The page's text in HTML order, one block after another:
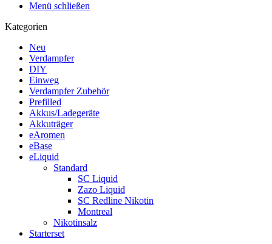
Menü schließen
Kategorien
Neu
Verdampfer
DIY
Einweg
Verdampfer Zubehör
Prefilled
Akkus/Ladegeräte
Akkuträger
eAromen
eBase
eLiquid
Standard
SC Liquid
Zazo Liquid
SC Redline Nikotin
Montreal
Nikotinsalz
Starterset